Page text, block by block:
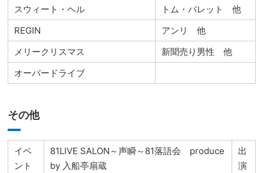
スウィート・ヘル
トム・バレット 他
REGIN
アンリ 他
メリークリスマス
新聞売り男性 他
オーバードライブ
その他
イベ
ント
81LIVE SALON～声瞬～81落語会 produce
by 入船亭扇蔵
出
演